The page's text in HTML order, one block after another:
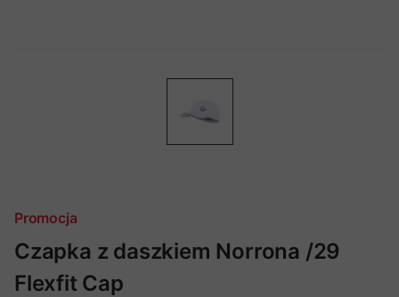
Promocja
Czapka z daszkiem Norrona /29
Flexfit Cap